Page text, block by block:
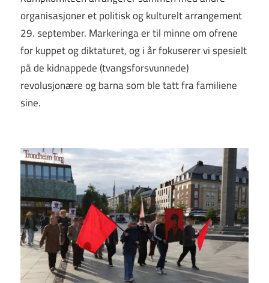
organisasjoner et politisk og kulturelt arrangement
29. september. Markeringa er til minne om ofrene
for kuppet og diktaturet, og i år fokuserer vi spesielt
på de kidnappede (tvangsforsvunnede)
revolusjonære og barna som ble tatt fra familiene
sine.